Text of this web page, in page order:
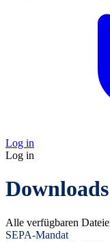
Log in
Log in
Downloads
Alle verfügbaren
SEPA-Mandat